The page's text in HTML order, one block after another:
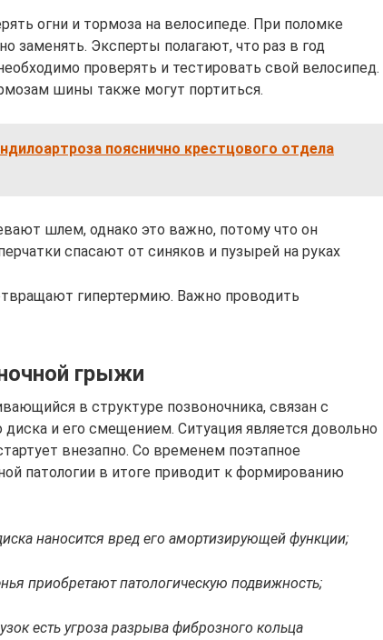
огни и тормоза на велосипеде. При поломке
заменять. Эксперты полагают, что раз в год
проверять и тестировать свой велосипед.
шины также могут портиться.
пояснично крестцового отдела
шлем, однако это важно, потому что он
спасают от синяков и пузырей на руках
гипертермию. Важно проводить
грыжи
в структуре позвоночника, связан с
и его смещением. Ситуация является довольно
внезапно. Со временем поэтапное
патологии в итоге приводит к формированию
наносится вред его амортизирующей функции;
приобретают патологическую подвижность;
есть угроза разрыва фиброзного кольца